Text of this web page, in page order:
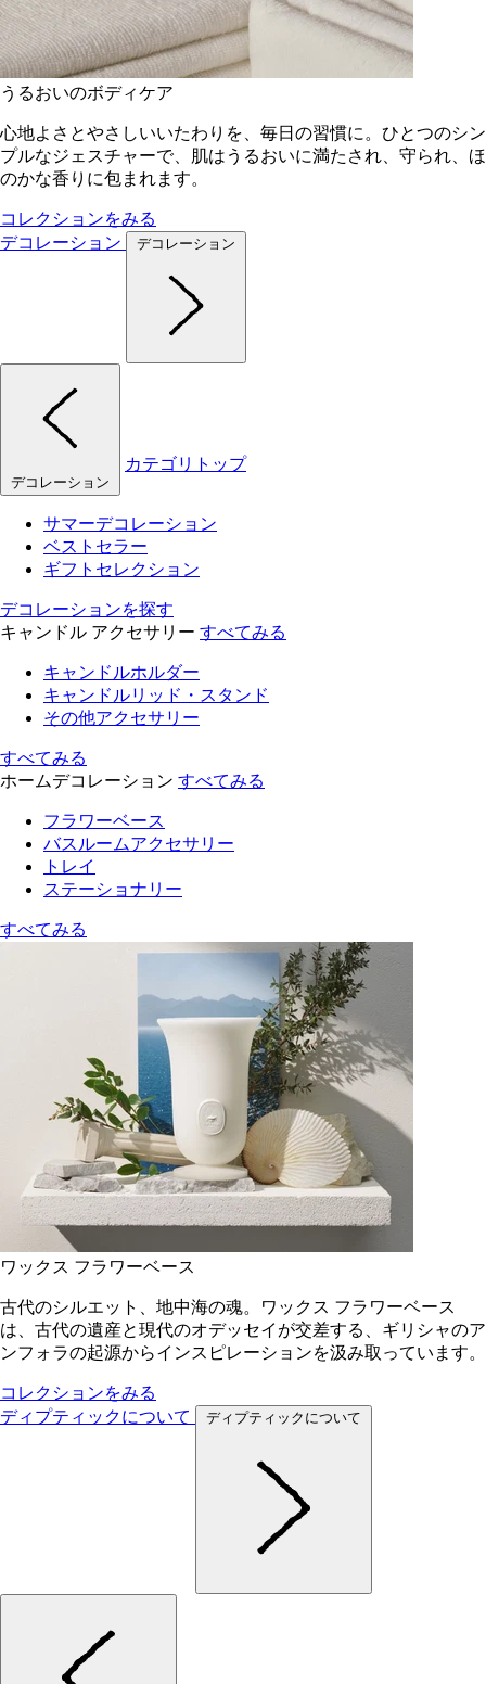
うるおいのボディケア
心地よさとやさしいいたわりを、毎日の習慣に。ひとつのシン
プルなジェスチャーで、肌はうるおいに満たされ、守られ、ほ
のかな香りに包まれます。
コレクションをみる
デコレーション
デコレーション
デコレーション
カテゴリトップ
サマーデコレーション
ベストセラー
ギフトセレクション
デコレーションを探す
キャンドル アクセサリー すべてみる
キャンドルホルダー
キャンドルリッド・スタンド
その他アクセサリー
すべてみる
ホームデコレーション すべてみる
フラワーベース
バスルームアクセサリー
トレイ
ステーショナリー
すべてみる
ワックス フラワーベース
古代のシルエット、地中海の魂。ワックス フラワーベース
は、古代の遺産と現代のオデッセイが交差する、ギリシャのア
ンフォラの起源からインスピレーションを汲み取っています。
コレクションをみる
ディプティックについて
ディプティックについて